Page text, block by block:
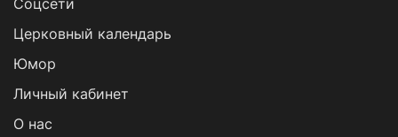
Cоцсети
Церковный календарь
Юмор
Личный кабинет
О нас